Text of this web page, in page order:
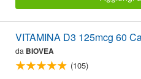
VITAMINA D3 125mcg 60
da BIOVEA
(105)